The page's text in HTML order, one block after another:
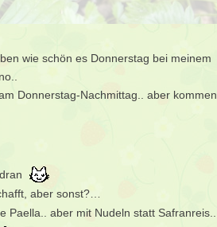
wie schön es Donnerstag bei meinem
Donnerstag-Nachmittag.. aber kommen
aber sonst?…
Paella.. aber mit Nudeln statt Safranreis..